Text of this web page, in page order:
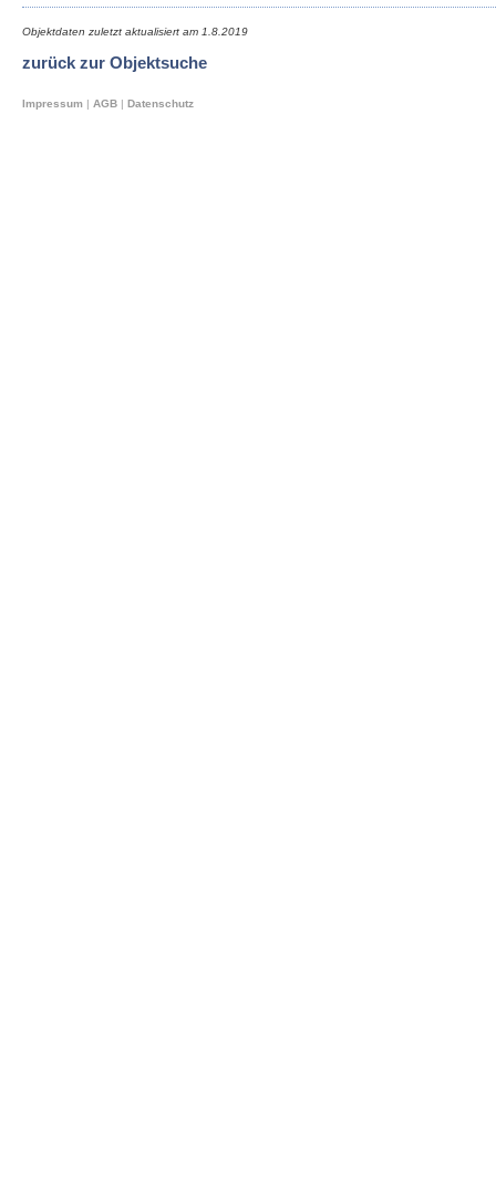
Objektdaten zuletzt aktualisiert am 1.8.2019
zurück zur Objektsuche
Impressum | AGB | Datenschutz